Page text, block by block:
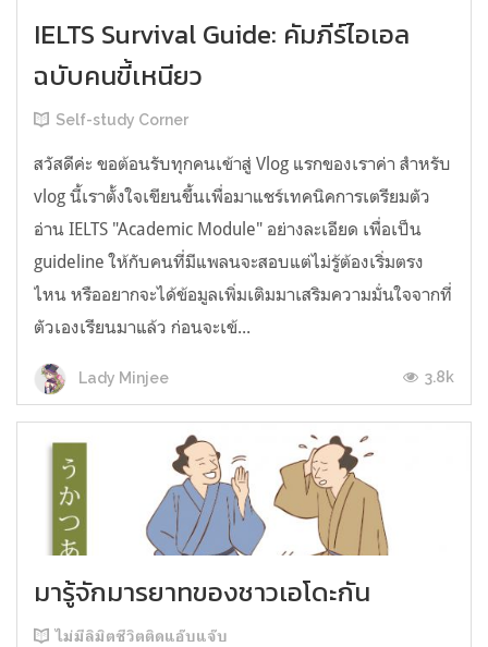
IELTS Survival Guide: คัมภีร์ไอเอล
ฉบับคนขี้เหนียว
Self-study Corner
สวัสดีค่ะ ขอต้อนรับทุกคนเข้าสู่ Vlog แรกของเราค่า สำหรับ
vlog นี้เราตั้งใจเขียนขึ้นเพื่อมาแชร์เทคนิคการเตรียมตัว
อ่าน IELTS "Academic Module" อย่างละเอียด เพื่อเป็น
guideline ให้กับคนที่มีแพลนจะสอบแต่ไม่รู้ต้องเริ่มตรง
ไหน หรืออยากจะได้ข้อมูลเพิ่มเติมมาเสริมความมั่นใจจากที่
ตัวเองเรียนมาแล้ว ก่อนจะเข้...
Lady Minjee 3.8k
มารู้จักมารยาทของชาวเอโดะกัน
ไม่มีลิมิตชีวิตติดแอ๊บแจ๊บ